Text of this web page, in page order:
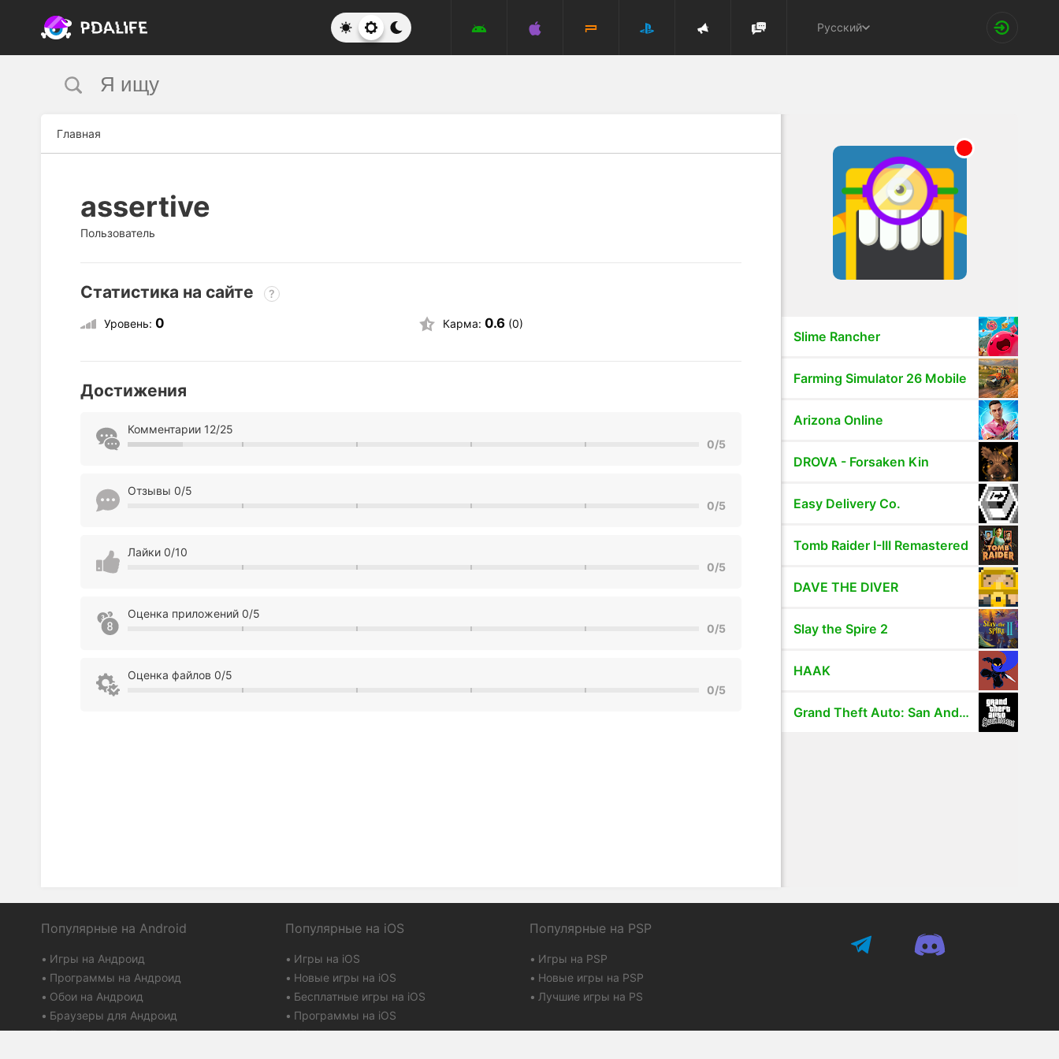
Русский
Главная
assertive
Пользователь
Статистика на сайте ?
Уровень: 0 Карма: 0.6(0)
Достижения
Комментарии 12/25
0/5
Отзывы 0/5
0/5
Лайки 0/10
0/5
Оценка приложений 0/5
0/5
Оценка файлов 0/5
0/5
Slime Rancher
Farming Simulator 26 Mobile
Arizona Online
DROVA - Forsaken Kin
Easy Delivery Co.
Tomb Raider I-III Remastered
DAVE THE DIVER
Slay the Spire 2
HAAK
Grand Theft Auto: San Andreas
Популярные на Android
Игры на Андроид
Программы на Андроид
Обои на Андроид
Браузеры для Андроид
Плей маркет
Популярные на iOS
Игры на iOS
Новые игры на iOS
Бесплатные игры на iOS
Программы на iOS
Айтюнс
Популярные на PSP
Игры на PSP
Новые игры на PSP
Лучшие игры на PS